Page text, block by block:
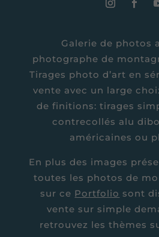
Galerie de photos
photographe de
Tirages photo d’art en
vente avec un large
de finitions: tirages
contrecollés alu
américaines ou
En plus des images
toutes les photos de
sur ce Portfolio sont
vente sur simple
retrouvez les thèmes